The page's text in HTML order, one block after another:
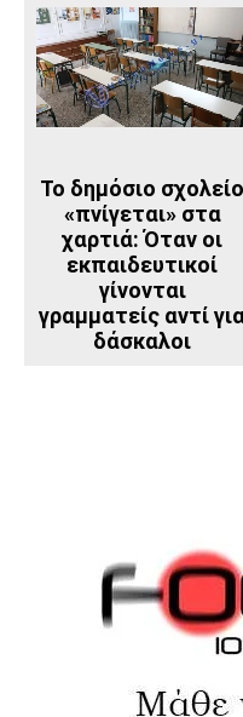
Το δημόσιο σχολείο
«πνίγεται» στα
χαρτιά: Όταν οι
εκπαιδευτικοί
γίνονται
γραμματείς αντί
δάσκαλοι